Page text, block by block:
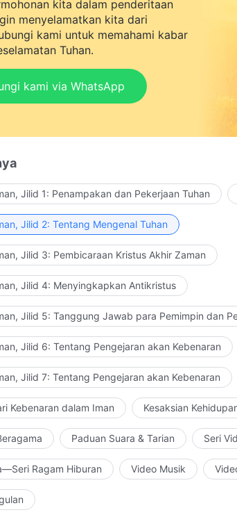
kita dalam penderitaan
menyelamatkan kita dari
kami untuk memahami kabar
Tuhan.
kami via WhatsApp
Jilid 1: Penampakan dan Pekerjaan Tuhan
Jilid 2: Tentang Mengenal Tuhan
Jilid 3: Pembicaraan Kristus Akhir Zaman
Jilid 4: Menyingkapkan Antikristus
Jilid 5: Tanggung Jawab para Pemimpin dan
Jilid 6: Tentang Pengejaran akan Kebenaran
Jilid 7: Tentang Pengejaran akan Kebenaran
Kebenaran dalam Iman Kesaksian
Paduan Suara & Tarian Seri
Ragam Hiburan Video Musik